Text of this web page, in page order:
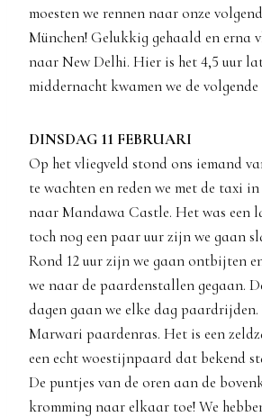
moesten we rennen naar onze
München! Gelukkig gehaald en erna
naar New Delhi. Hier is het 4,5 uur
middernacht kwamen we de
DINSDAG 11 FEBRUARI
Op het vliegveld stond ons iemand
te wachten en reden we met de taxi in
naar Mandawa Castle. Het was een
toch nog een paar uur zijn we gaan
Rond 12 uur zijn we gaan ontbijten
we naar de paardenstallen gegaan.
dagen gaan we elke dag
Marwari paardenras. Het is een
een echt woestijnpaard dat bekend
De puntjes van de oren aan de
kromming naar elkaar toe! We